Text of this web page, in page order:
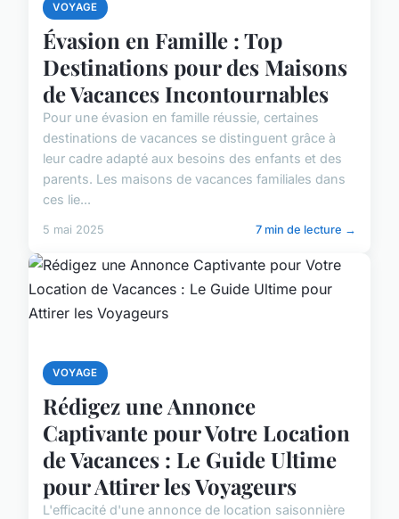
VOYAGE
Évasion en Famille : Top
Destinations pour des Maisons
de Vacances Incontournables
Pour une évasion en famille réussie, certaines
destinations de vacances se distinguent grâce à
leur cadre adapté aux besoins des enfants et des
parents. Les maisons de vacances familiales dans
ces lie...
5 mai 2025 7 min de lecture →
VOYAGE
Rédigez une Annonce
Captivante pour Votre Location
de Vacances : Le Guide Ultime
pour Attirer les Voyageurs
L'efficacité d'une annonce de location saisonnière